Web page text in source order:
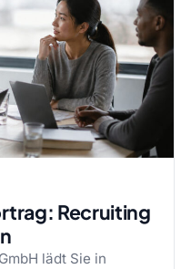
Recruiting
lädt Sie in